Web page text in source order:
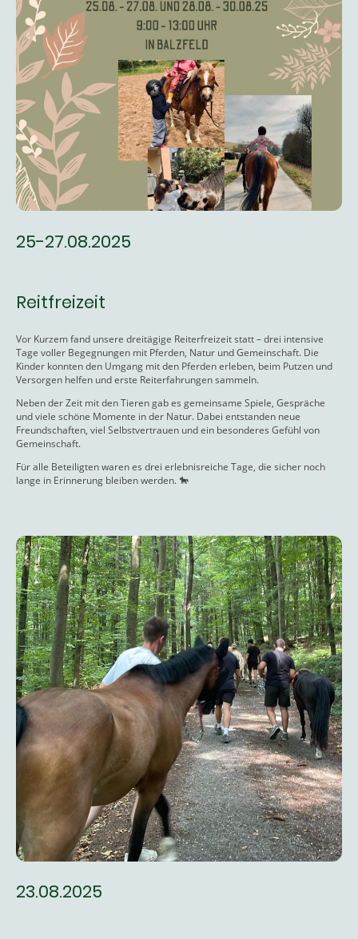
25-27.08.2025
Reitfreizeit
Vor Kurzem fand unsere dreitägige Reiterfreizeit statt – drei intensive
Tage voller Begegnungen mit Pferden, Natur und Gemeinschaft. Die
Kinder konnten den Umgang mit den Pferden erleben, beim Putzen und
Versorgen helfen und erste Reiterfahrungen sammeln.
Neben der Zeit mit den Tieren gab es gemeinsame Spiele, Gespräche
und viele schöne Momente in der Natur. Dabei entstanden neue
Freundschaften, viel Selbstvertrauen und ein besonderes Gefühl von
Gemeinschaft.
Für alle Beteiligten waren es drei erlebnisreiche Tage, die sicher noch
lange in Erinnerung bleiben werden. 🐎
23.08.2025